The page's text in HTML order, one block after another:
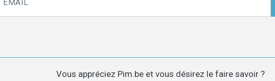
Vous appréciez Pim.be et vous désirez le faire savoir ?